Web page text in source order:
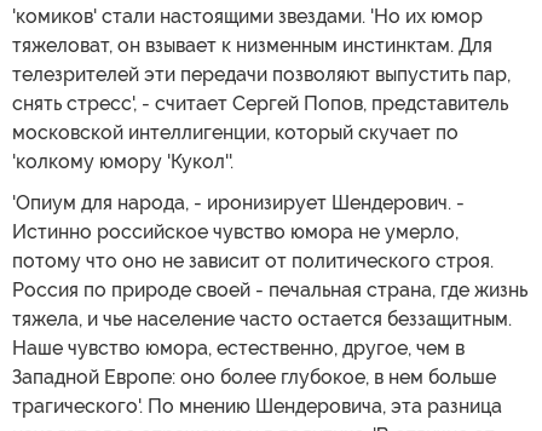
'комиков' стали настоящими звездами. 'Но их юмор
тяжеловат, он взывает к низменным инстинктам. Для
телезрителей эти передачи позволяют выпустить пар,
снять стресс', - считает Сергей Попов, представитель
московской интеллигенции, который скучает по
'колкому юмору 'Кукол''.
'Опиум для народа, - иронизирует Шендерович. -
Истинно российское чувство юмора не умерло,
потому что оно не зависит от политического строя.
Россия по природе своей - печальная страна, где жизнь
тяжела, и чье население часто остается беззащитным.
Наше чувство юмора, естественно, другое, чем в
Западной Европе: оно более глубокое, в нем больше
трагического'. По мнению Шендеровича, эта разница